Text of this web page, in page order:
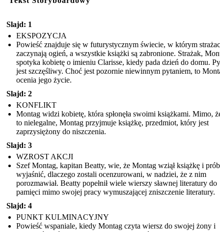
Slajd: 1
EKSPOZYCJA
Powieść znajduje się w futurystycznym świecie, w którym
zaczynają ogień, a wszystkie książki są zabronione. Strażak,
spotyka kobietę o imieniu Clarisse, kiedy pada dzień do domu.
jest szczęśliwy. Choć jest pozornie niewinnym pytaniem, to
ocenia jego życie.
Slajd: 2
KONFLIKT
Montag widzi kobietę, która spłonęła swoimi książkami. Mimo,
to nielegalne, Montag przyjmuje książkę, przedmiot, który jest
zaprzysiężony do niszczenia.
Slajd: 3
WZROST AKCJI
Szef Montag, kapitan Beatty, wie, że Montag wziął książkę i
wyjaśnić, dlaczego zostali ocenzurowani, w nadziei, że z nim
porozmawiał. Beatty popełnił wiele wierszy sławnej literatury do
pamięci mimo swojej pracy wymuszającej zniszczenie literatury.
Slajd: 4
PUNKT KULMINACYJNY
Powieść wspaniale, kiedy Montag czyta wiersz do swojej żony i